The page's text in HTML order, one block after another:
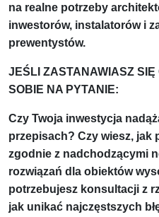
na realne potrzeby
inwestorów, instalatorów i
prewentystów.
JEŚLI ZASTANAWIASZ
SOBIE NA PYTANIE:
Czy Twoja inwestycja
przepisach? Czy wiesz, jak
zgodnie z nadchodzącymi
rozwiązań dla obiektów
potrzebujesz konsultacji z
jak unikać najczęstszych